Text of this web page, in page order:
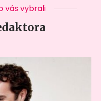
vás vybrali